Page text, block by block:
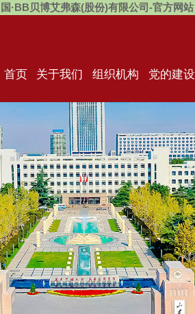
·BB贝博艾弗森(股份)有限公司-官方网站
首页 关于我们 组织机构 党的建设